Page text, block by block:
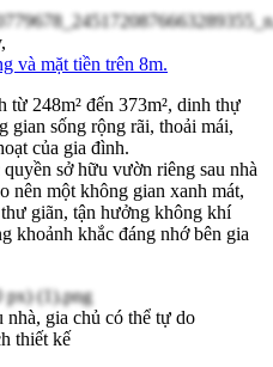
và mặt tiền trên 8m.
từ 248m² đến 373m², dinh thự
gian sống rộng rãi, thoải mái,
của gia đình.
sở hữu vườn riêng sau nhà
nên một không gian xanh mát,
giãn, tận hưởng không khí
khoảnh khắc đáng nhớ bên gia
gia chủ có thể tự do
thiết kế